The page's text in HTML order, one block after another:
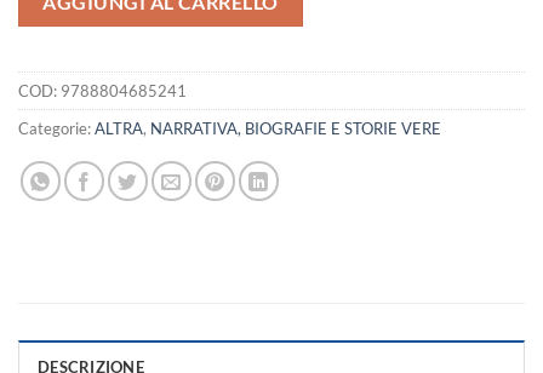
COD: 9788804685241
Categorie:ALTRA, NARRATIVA, BIOGRAFIE E STORIE VERE
DESCRIZIONE